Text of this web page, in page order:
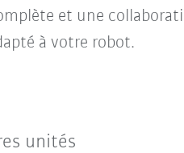
et une
à votre robot.
unités